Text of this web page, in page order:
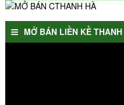
MỞ BÁN LIỀN KỀ